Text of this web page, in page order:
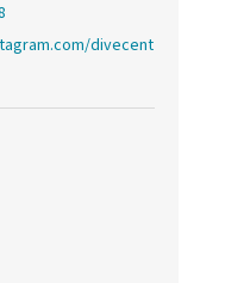
divecent